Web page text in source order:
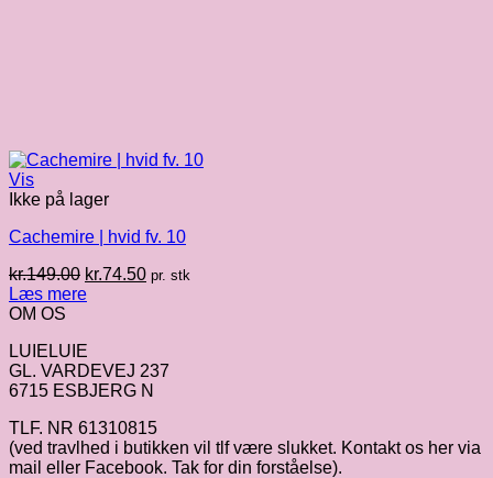
Vis
Ikke på lager
Cachemire | hvid fv. 10
kr.149.00 Den
oprindelige
kr.149.00.
kr.74.50Den
pr. stk
Læs mere
OM OS
LUIELUIE
GL. VARDEVEJ 237
6715 ESBJERG N
TLF. NR 61310815
(ved travlhed i butikken vil tlf være slukket. Kontakt os her via
mail eller Facebook. Tak for din forståelse).